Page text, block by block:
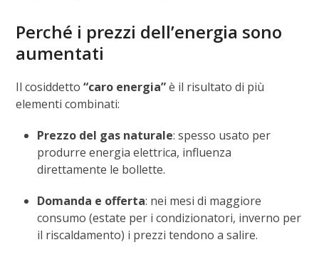
Perché i prezzi dell’energia sono
aumentati
Il cosiddetto“caro energia”è il risultato di più
elementi combinati:
Prezzo del gas naturale: spesso usato per
produrre energia elettrica, influenza
direttamente le bollette.
Domanda e offerta: nei mesi di maggiore
consumo (estate per i condizionatori, inverno per
il riscaldamento) i prezzi tendono a salire.